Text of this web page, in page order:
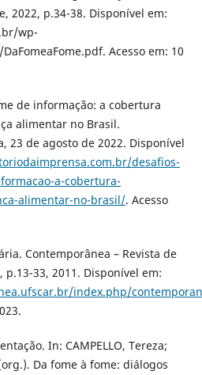
2022, p.34-38. Disponível em:
wp-
Acesso em: 10
de informação: a cobertura
alimentar no Brasil.
23 de agosto de 2022. Disponível
desafios-
a-cobertura-
alimentar-no-brasil/. Acesso
Contemporânea – Revista de
p.13-33, 2011. Disponível em:
index.php/
In: CAMPELLO, Tereza;
Da fome à fome: diálogos